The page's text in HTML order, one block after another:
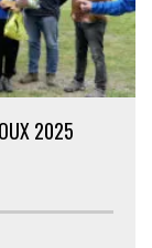
2025